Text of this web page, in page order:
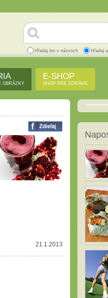
Hľadaj len v názvoch Hľadaj
OBRÁZKY
E-SHOP
SHOP PRE ZDRAVIE
21.1.2013